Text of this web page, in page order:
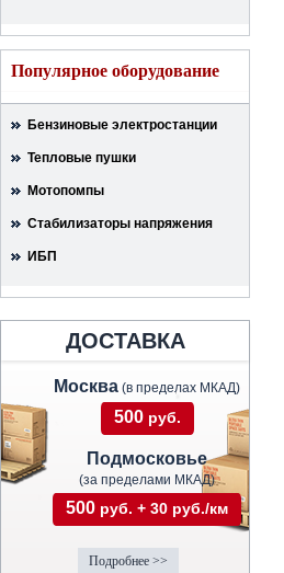
Популярное оборудование
Бензиновые электростанции
Тепловые пушки
Мотопомпы
Стабилизаторы напряжения
ИБП
ДОСТАВКА
Москва (в пределах МКАД)
500 руб.
Подмосковье
(за пределами МКАД)
500 руб. + 30 руб./км
Подробнее >>